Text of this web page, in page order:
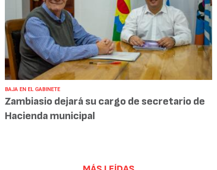
BAJA EN EL GABINETE
Zambiasio dejará su cargo de secretario de
Hacienda municipal